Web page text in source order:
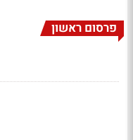
פרסום ראשון